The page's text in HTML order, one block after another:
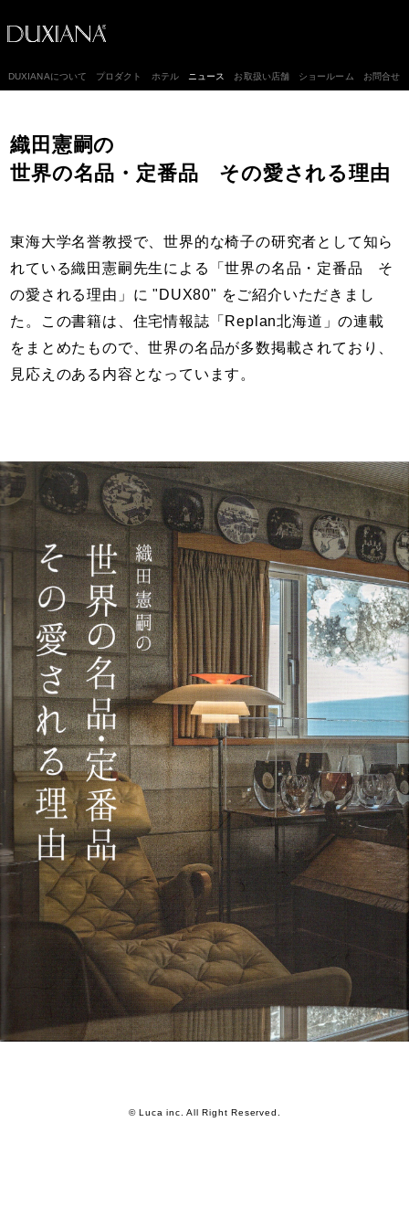
DUXIANAについて プロダクト ホテル ニュース お取扱い店舗 ショールーム お問合せ
織田憲嗣の
世界の名品・定番品 その愛される理由
東海大学名誉教授で、世界的な椅子の研究者として知ら
れている織田憲嗣先生による「世界の名品・定番品 そ
の愛される理由」に "DUX80" をご紹介いただきまし
た。この書籍は、住宅情報誌「Replan北海道」の連載
をまとめたもので、世界の名品が多数掲載されており、
見応えのある内容となっています。
© Luca inc. All Right Reserved.